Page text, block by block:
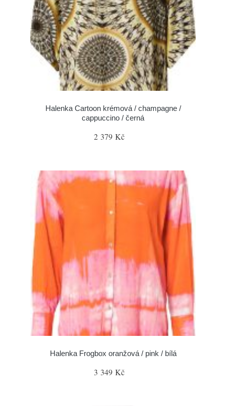
Halenka Cartoon krémová / champagne /
cappuccino / černá
2 379 Kč
Halenka Frogbox oranžová / pink / bílá
3 349 Kč